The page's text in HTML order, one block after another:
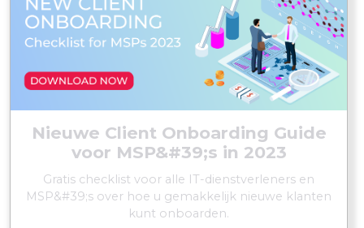
Nieuwe Client Onboarding Guide
voor MSP&#39;s in 2023
Gratis checklist voor alle IT-dienstverleners en
MSP&#39;s over hoe u gemakkelijk nieuwe klanten
kunt onboarden.